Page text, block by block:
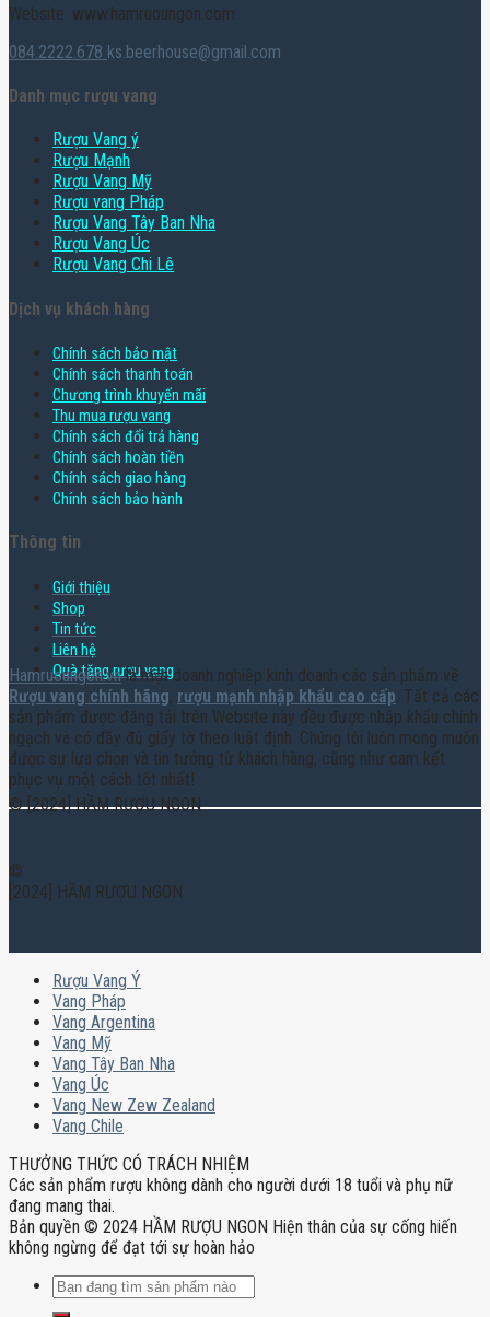
Website: www.hamruoungon.com
084.2222.678 ks.beerhouse@gmail.com
Danh mục rượu vang
Rượu Vang ý
Rượu Mạnh
Rượu Vang Mỹ
Rượu vang Pháp
Rượu Vang Tây Ban Nha
Rượu Vang Úc
Rượu Vang Chi Lê
Dịch vụ khách hàng
Chính sách bảo mật
Chính sách thanh toán
Chương trình khuyến mãi
Thu mua rượu vang
Chính sách đổi trả hàng
Chính sách hoàn tiền
Chính sách giao hàng
Chính sách bảo hành
Thông tin
Giới thiệu
Shop
Tin tức
Liên hệ
Quà tặng rượu vang
Hamruoungon.vnlà một doanh nghiệp kinh doanh các sản phẩm về
Rượu vang chính hãng, rượu mạnh nhập khẩu cao cấp . Tất cả các
sản phẩm được đăng tải trên Website này đều được nhập khẩu chính
ngạch và có đầy đủ giấy tờ theo luật định. Chúng tôi luôn mong muốn
được sự lựa chọn và tin tưởng từ khách hàng, cũng như cam kết
phục vụ một cách tốt nhất!
© [2024] HẦM RƯỢU NGON
©
[2024] HẦM RƯỢU NGON
Rượu Vang Ý
Vang Pháp
Vang Argentina
Vang Mỹ
Vang Tây Ban Nha
Vang Úc
Vang New Zew Zealand
Vang Chile
THƯỞNG THỨC CÓ TRÁCH NHIỆM
Các sản phẩm rượu không dành cho người dưới 18 tuổi và phụ nữ
đang mang thai.
Bản quyền © 2024 HẦM RƯỢU NGON Hiện thân của sự cống hiến
không ngừng để đạt tới sự hoàn hảo
Tìm
kiếm: